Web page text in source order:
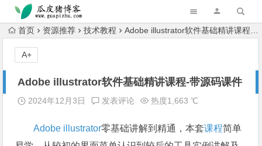
跳转到主内容
首页 资源推荐 技术教程 Adobe illustrator软件基础精讲课程-带源码课件
Adobe illustrator软件基础精讲课程-带源码课件
2024年12月3日 发表评论 热度1,663 ℃
Adobe illustrator零基础讲解到精通，本套课程简单
A+